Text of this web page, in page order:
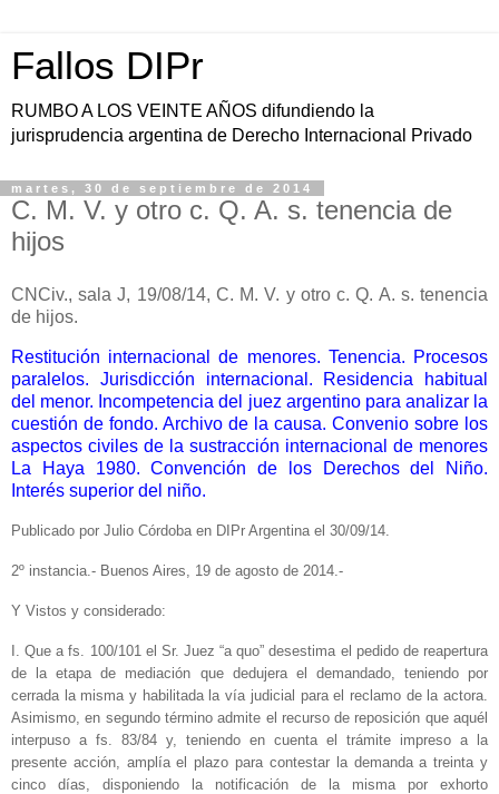
Fallos DIPr
RUMBO A LOS VEINTE AÑOS difundiendo la
jurisprudencia argentina de Derecho Internacional Privado
martes, 30 de septiembre de 2014
C. M. V. y otro c. Q. A. s. tenencia de
hijos
CNCiv., sala J, 19/08/14, C. M. V. y otro c. Q. A. s. tenencia
de hijos.
Restitución internacional de menores. Tenencia. Procesos
paralelos. Jurisdicción internacional. Residencia habitual
del menor. Incompetencia del juez argentino para analizar la
cuestión de fondo. Archivo de la causa. Convenio sobre los
aspectos civiles de la sustracción internacional de menores
La Haya 1980. Convención de los Derechos del Niño.
Interés superior del niño.
Publicado por Julio Córdoba en DIPr Argentina el 30/09/14.
2º instancia.- Buenos Aires, 19 de agosto de 2014.-
Y Vistos y considerado:
I. Que a fs. 100/101 el Sr. Juez “a quo” desestima el pedido de reapertura
de la etapa de mediación que dedujera el demandado, teniendo por
cerrada la misma y habilitada la vía judicial para el reclamo de la actora.
Asimismo, en segundo término admite el recurso de reposición que aquél
interpuso a fs. 83/84 y, teniendo en cuenta el trámite impreso a la
presente acción, amplía el plazo para contestar la demanda a treinta y
cinco días, disponiendo la notificación de la misma por exhorto